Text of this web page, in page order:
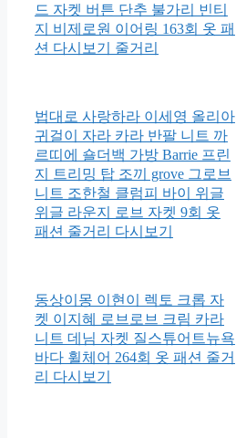
드 자켓 버튼 단추 불가리 빈티
지 비제로원 이어링 163회 옷 패
션 다시보기 줄거리
법대로 사랑하라 이세영 올리아
귀걸이 자라 카라 반팔 니트 까
르띠에 숄더백 가방 Barrie 프린
지 트리밍 탑 조끼 grove 그로브
니트 조한철 클럼피 바이 위글
위글 라운지 로브 자켓 9회 옷
패션 줄거리 다시보기
동상이몽 이현이 렉토 크롭 자
켓 이지혜 로브로브 크림 카라
니트 데님 자켓 질스튜어트뉴욕
바다 휠체어 264회 옷 패션 줄거
리 다시보기